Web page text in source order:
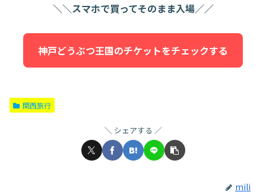
＼＼スマホで買ってそのまま入場／／
神戸どうぶつ王国のチケットをチェックする
関西旅行
シェアする
mili